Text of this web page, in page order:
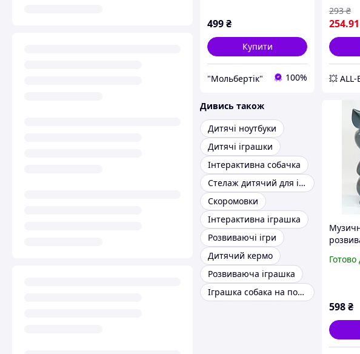
499₴
Купити
"Мольбертік" 100%
254.91
293 ₴
Дивись також
Дитячі ноутбуки
Дитячі іграшки
Інтерактивна собачка
Стелаж дитячий для іграшок
Скоромовки
Інтерактивна іграшка
Розвиваючі ігри
Дитячий кермо
Розвиваюча іграшка
Іграшка собака на повідку
Готово
598₴